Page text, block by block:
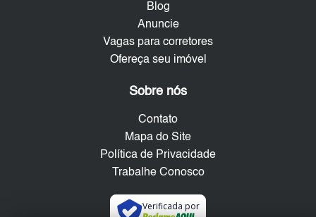
Blog
Anuncie
Vagas para corretores
Ofereça seu imóvel
Sobre nós
Contato
Mapa do Site
Política de Privacidade
Trabalhe Conosco
Verificada por